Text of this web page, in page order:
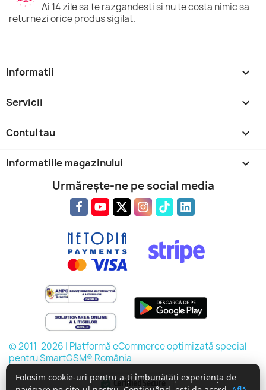
Ai 14 zile sa te razgandesti si nu te costa nimic sa
returnezi orice produs sigilat.
Informatii 
Servicii 
Contul tau 
Informatiile magazinului keyboard_arrow_down
Folosim cookie-uri pentru a-ți îmbunătăți experiența de
Urmărește-ne pe social media
© 2011-2026 | Platformă eCommerce optimizată special
pentru SmartGSM® România
Certified Secure